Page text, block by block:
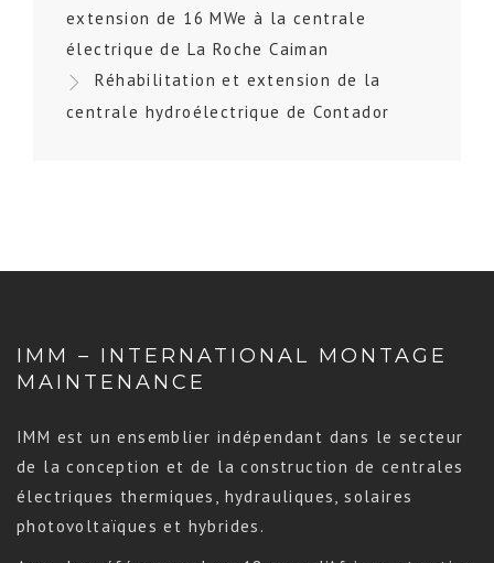
extension de 16 MWe à la centrale
électrique de La Roche Caiman
Réhabilitation et extension de la
centrale hydroélectrique de Contador
IMM – INTERNATIONAL MONTAGE
MAINTENANCE
IMM est un ensemblier indépendant dans le secteur
de la conception et de la construction de centrales
électriques thermiques, hydrauliques, solaires
photovoltaïques et hybrides.